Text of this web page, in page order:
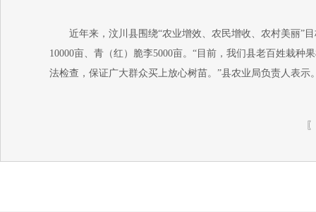
近年来，汶川县围绕“农业增效、农民增收、农村美丽”目
10000亩、青（红）脆李5000亩。“目前，我们县老百姓栽
法检查，保证广大群众买上放心树苗。”县农业局负责人表示